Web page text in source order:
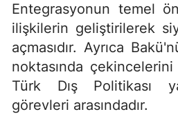
Entegrasyonun temel
ilişkilerin geliştirilerek
açmasıdır. Ayrıca
noktasında
Türk Dış Politikası
görevleri arasındadır.